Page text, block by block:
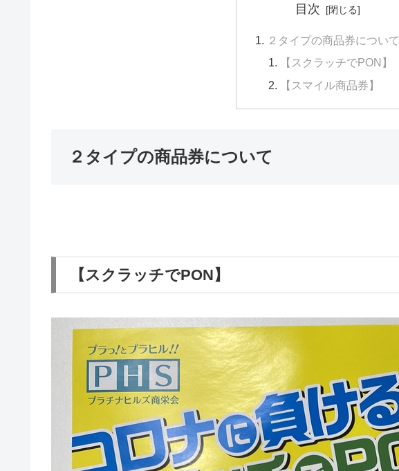
目次
２タイプの商品券について
【スクラッチでPON】
【スマイル商品券】
２タイプの商品券について
【スクラッチでPON】